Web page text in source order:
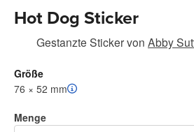
Hot Dog Sticker
Gestanzte Stickervon Abby
Größe
76 × 52 mm
Menge